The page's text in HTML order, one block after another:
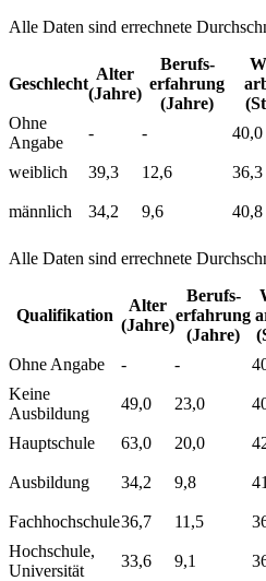
Alle Daten sind errechnete
Geschlecht
Alter
(Jahre)
Berufs­
erfahrung
(Jahre)
Ohne
Angabe
- - 40,0
weiblich
39,3 12,6 36,3
männlich
34,2 9,6 40,8
Alle Daten sind errechnete
Qualifikation
Alter
(Jahre)
Berufs­
erfahrung
(Jahre)
Ohne Angabe - -
Keine
Ausbildung
49,0 23,0
Hauptschule
63,0 20,0
Ausbildung
34,2 9,8
Fachhochschule36,7 11,5
Hochschule,
Universität
33,6 9,1